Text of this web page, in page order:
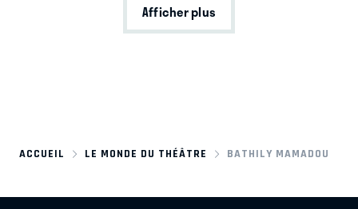
Afficher plus
ACCUEIL LE MONDE DU THÉÂTRE BATHILY MAMADOU